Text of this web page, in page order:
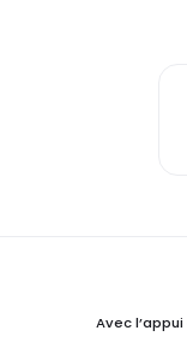
Avec l’appui